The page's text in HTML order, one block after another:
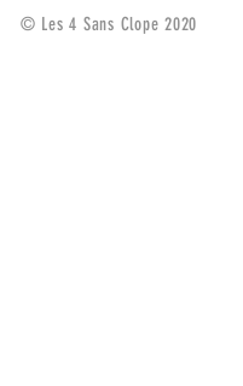
© Les 4 Sans Clope 2020